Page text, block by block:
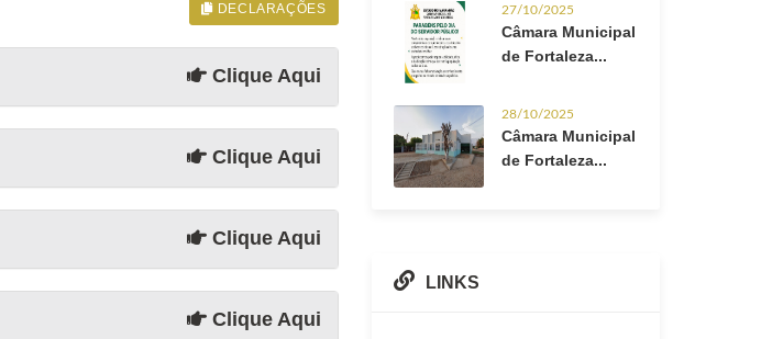
DECLARAÇÕES
Clique Aqui
Clique Aqui
Clique Aqui
Clique Aqui
27/10/2025
Câmara Municipal
de Fortaleza...
28/10/2025
Câmara Municipal
de Fortaleza...
LINKS